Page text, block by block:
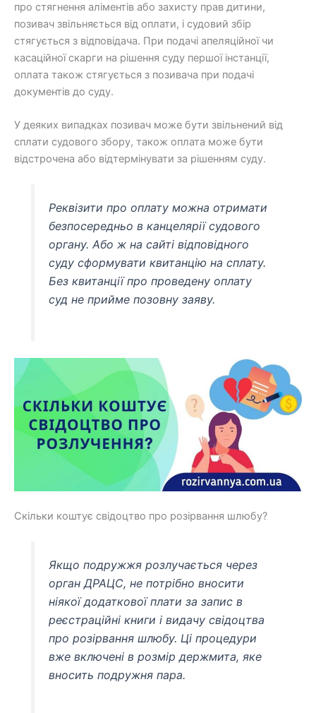
про стягнення аліментів або захисту прав дитини,
позивач звільняється від оплати, і судовий збір
стягується з відповідача. При подачі апеляційної чи
касаційної скарги на рішення суду першої інстанції,
оплата також стягується з позивача при подачі
документів до суду.
У деяких випадках позивач може бути звільнений від
сплати судового збору, також оплата може бути
відстрочена або відтермінувати за рішенням суду.
Реквізити про оплату можна отримати
безпосередньо в канцелярії судового
органу. Або ж на сайті відповідного
суду сформувати квитанцію на сплату.
Без квитанції про проведену оплату
суд не прийме позовну заяву.
Скільки коштує свідоцтво про розірвання шлюбу?
Якщо подружжя розлучається через
орган ДРАЦС, не потрібно вносити
ніякої додаткової плати за запис в
реєстраційні книги і видачу свідоцтва
про розірвання шлюбу. Ці процедури
вже включені в розмір держмита, яке
вносить подружня пара.